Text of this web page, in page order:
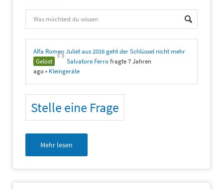
Alfa Romeo Juliet aus 2016 geht der Schlüssel nicht mehr
Gelöst
Salvatore Ferrofragte 7 Jahren
ago• Kleingeräte
Stelle eine Frage
Mehr lesen